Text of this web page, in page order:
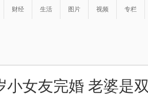
财经 生活 图片 视频 专栏
小女友完婚 老婆是双